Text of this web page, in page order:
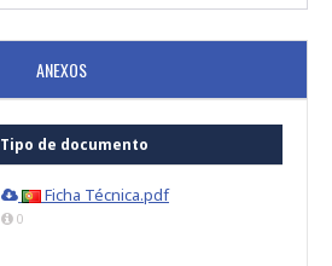
ANEXOS
Tipo de documento
Ficha Técnica.pdf
0